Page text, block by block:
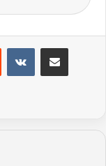
RedditVKontakte
Share via Email